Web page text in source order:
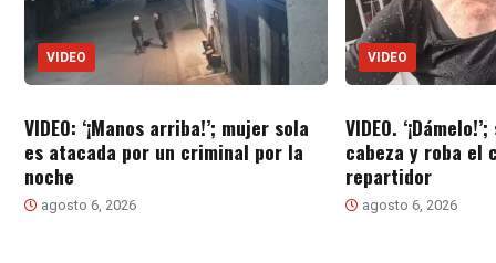
VIDEO
VIDEO: ‘¡Manos arriba!’; mujer sola
es atacada por un criminal por la
noche
agosto 6, 2026
VIDEO
VIDEO.
cabeza y roba el
repartidor
agosto 6, 2026